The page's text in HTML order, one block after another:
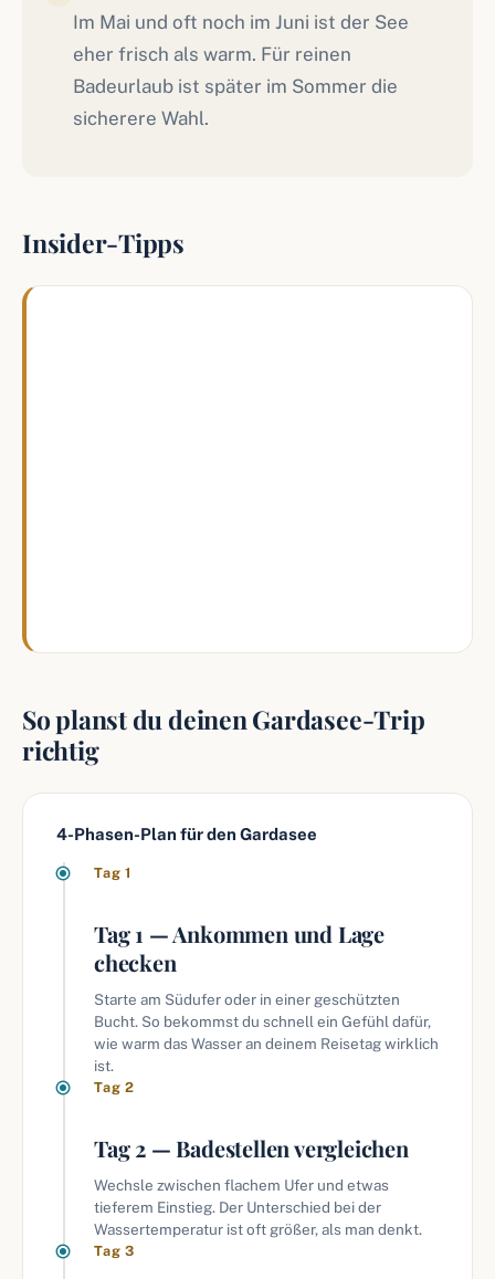
Im Mai und oft noch im Juni ist der See
eher frisch als warm. Für reinen
Badeurlaub ist später im Sommer die
sicherere Wahl.
Insider-Tipps
So planst du deinen Gardasee-Trip
richtig
4-Phasen-Plan für den Gardasee
Tag 1
Tag 1 — Ankommen und Lage
checken
Starte am Südufer oder in einer geschützten
Bucht. So bekommst du schnell ein Gefühl dafür,
wie warm das Wasser an deinem Reisetag wirklich
ist.
Tag 2
Tag 2 — Badestellen vergleichen
Wechsle zwischen flachem Ufer und etwas
tieferem Einstieg. Der Unterschied bei der
Wassertemperatur ist oft größer, als man denkt.
Tag 3